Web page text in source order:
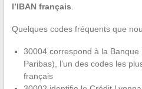
l’IBAN français.
Quelques codes fréquents que
30004 correspond à la Banque
Paribas), l’un des codes les
français